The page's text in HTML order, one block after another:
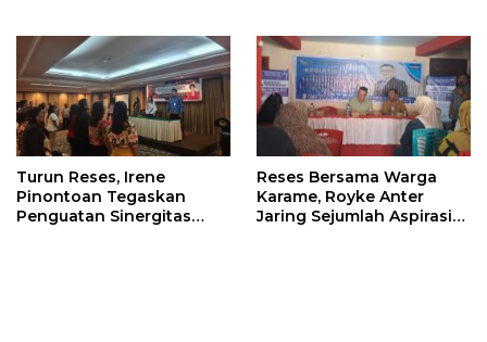
Turun Reses, Irene
Pinontoan Tegaskan
Penguatan Sinergitas
Reses Bersama Warga
Karame, Royke Anter
Jaring Sejumlah Aspirasi